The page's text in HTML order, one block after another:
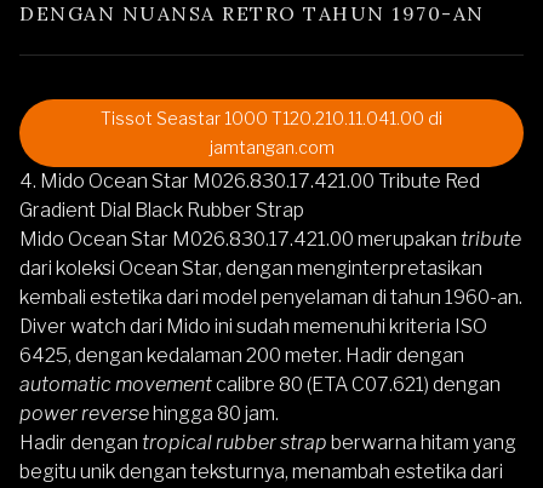
DENGAN NUANSA RETRO TAHUN 1970-AN
Tissot Seastar 1000 T120.210.11.041.00 di
jamtangan.com
4. Mido Ocean Star M026.830.17.421.00 Tribute Red
Gradient Dial Black Rubber Strap
Mido Ocean Star M026.830.17.421.00 merupakan tribute
dari koleksi Ocean Star, dengan menginterpretasikan
kembali estetika dari model penyelaman di tahun 1960-an.
Diver watch dari Mido ini sudah memenuhi kriteria ISO
6425, dengan kedalaman 200 meter. Hadir dengan
automatic movementcalibre 80 (ETA C07.621) dengan
power reversehingga 80 jam.
Hadir dengan tropical rubberstrap berwarna hitam yang
begitu unik dengan teksturnya, menambah estetika dari